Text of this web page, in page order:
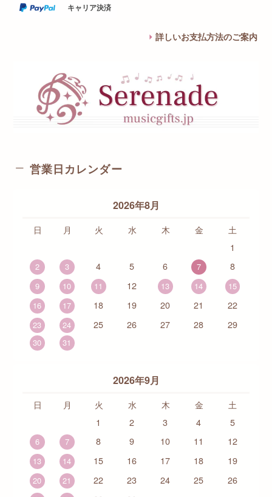
キャリア決済
詳しいお支払方法のご案内
営業日カレンダー
2026年8月
日 月 火 水 木 金
土
1
2 3 4 5 6 7 8
9 10 11 12 13 14
15
16
17 18 19 20 21 22
23 24 25 26 27 28 29
30 31
2026年9月
日 月 火 水 木 金
土
1
2 3 4 5
6 7 8 9 10 11 12
13 14 15 16 17 18 19
20 21 22 23 24 25 26